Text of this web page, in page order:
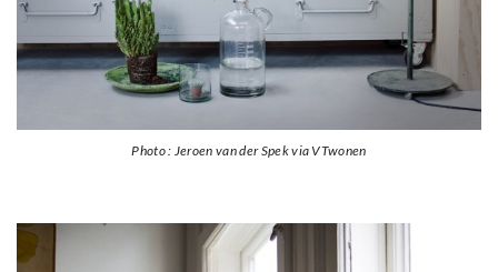
Photo : Jeroen van der Spek via VTwonen